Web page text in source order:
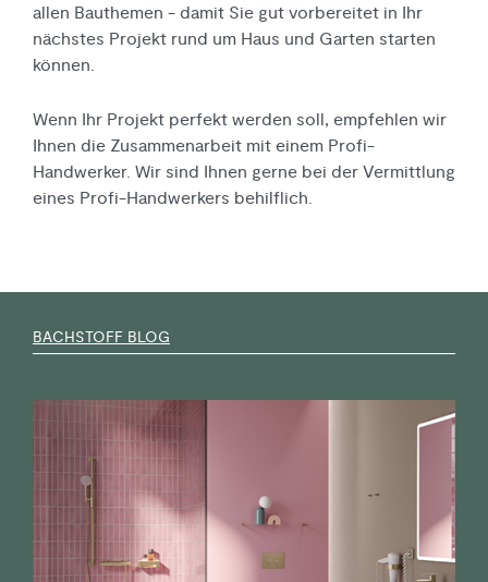
allen Bauthemen - damit Sie gut vorbereitet in Ihr
nächstes Projekt rund um Haus und Garten starten
können.
Wenn Ihr Projekt perfekt werden soll, empfehlen wir
Ihnen die Zusammenarbeit mit einem Profi-
Handwerker. Wir sind Ihnen gerne bei der Vermittlung
eines Profi-Handwerkers behilflich.
BACHSTOFF BLOG